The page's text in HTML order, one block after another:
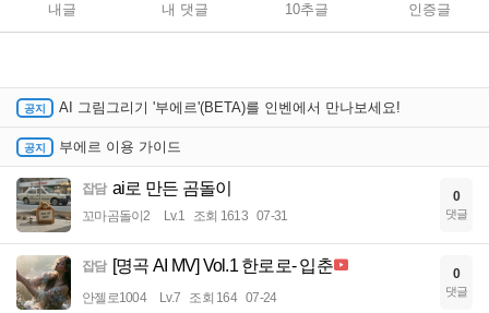
내글 내 댓글 10추글 인증글
AI 그림그리기 '부에르'(BETA)를 인벤에서 만나보세요!
부에르 이용 가이드
잡담 ai로 만든 곰돌이
꼬마곰돌이2 Lv.1 조회 1613 07-31
0
댓글
잡담 [명곡 AI MV] Vol.1 한로로- 입춘
안젤로1004 Lv.7 조회 164 07-24
0
댓글